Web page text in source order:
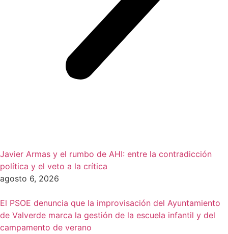
Javier Armas y el rumbo de AHI: entre la contradicción
política y el veto a la crítica
agosto 6, 2026
El PSOE denuncia que la improvisación del Ayuntamiento
de Valverde marca la gestión de la escuela infantil y del
campamento de verano